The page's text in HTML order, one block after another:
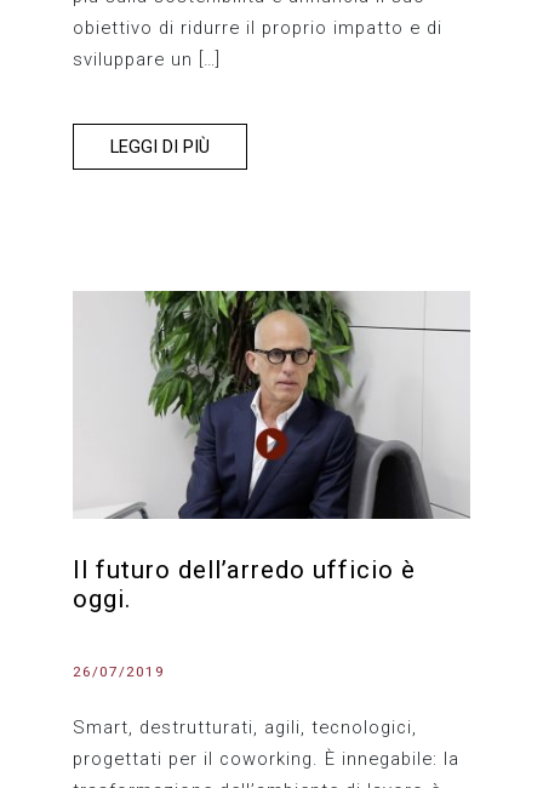
obiettivo di ridurre il proprio impatto e di
sviluppare un […]
LEGGI DI PIÙ
Il futuro dell’arredo ufficio è
oggi.
26/07/2019
Smart, destrutturati, agili, tecnologici,
progettati per il coworking. È innegabile: la